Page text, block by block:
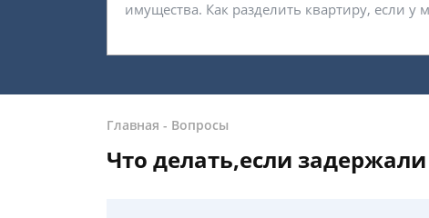
Главная - Вопросы
Что делать,если